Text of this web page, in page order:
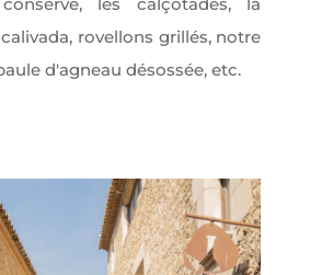
rovellons grillés, notre
d'agneau désossée, etc.